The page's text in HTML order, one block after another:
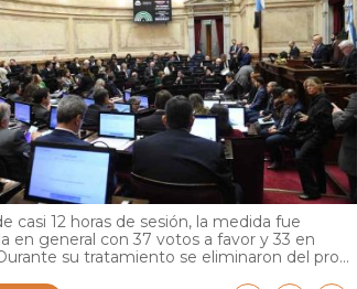
casi 12 horas de sesión, la medida fue
en general con 37 votos a favor y 33 en
su tratamiento se eliminaron del pro...